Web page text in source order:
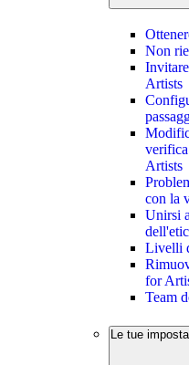
Non
Artists
Artists
con la
Unirsi
Livelli
for
Team
Le tue